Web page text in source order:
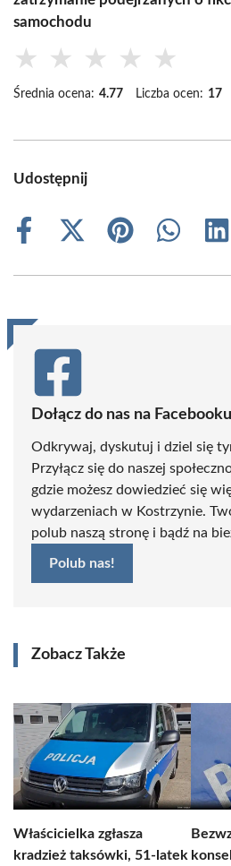
samochodu
★ ★ ★ ★ ★
Średnia ocena: 4.77 Liczba ocen: 17
Udostępnij
Share
Share
(Twitter)
Share
Share
Dołącz do nas na
Odkrywaj, dyskutuj i dziel się
Przyłącz się do naszej
gdzie możesz dowiedzieć się
wydarzeniach w Kostrzynie.
polub naszą stronę i bądź na
Polub nas!
Zobacz Także
Właścicielka zgłasza
kradzież taksówki, 51-latek